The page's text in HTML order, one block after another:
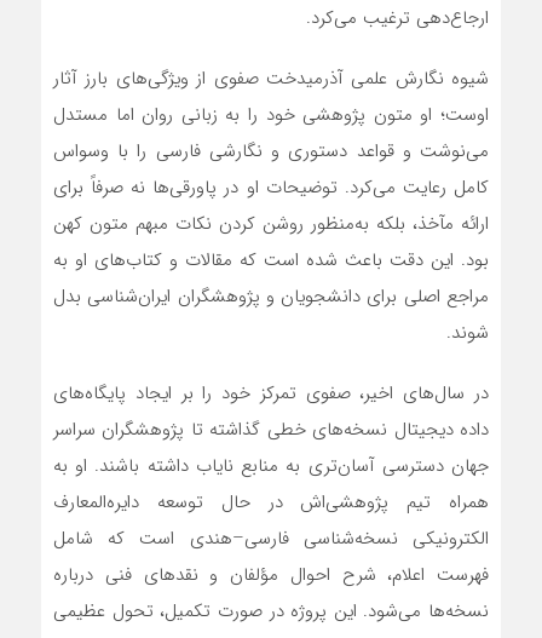
ارجاع‌دهی ترغیب می‌کرد.
شیوه نگارش علمی آذرمیدخت صفوی از ویژگی‌های بارز آثار
اوست؛ او متون پژوهشی خود را به زبانی روان اما مستدل
می‌نوشت و قواعد دستوری و نگارشی فارسی را با وسواس
کامل رعایت می‌کرد. توضیحات او در پاورقی‌ها نه صرفاً برای
ارائه مآخذ، بلکه به‌منظور روشن کردن نکات مبهم متون کهن
بود. این دقت باعث شده است که مقالات و کتاب‌های او به
مراجع اصلی برای دانشجویان و پژوهشگران ایران‌شناسی بدل
شوند.
در سال‌های اخیر، صفوی تمرکز خود را بر ایجاد پایگاه‌های
داده دیجیتال نسخه‌های خطی گذاشته تا پژوهشگران سراسر
جهان دسترسی آسان‌تری به منابع نایاب داشته باشند. او به
همراه تیم پژوهشی‌اش در حال توسعه دایره‌المعارف
الکترونیکی نسخه‌شناسی فارسی–هندی است که شامل
فهرست اعلام، شرح احوال مؤلفان و نقدهای فنی درباره
نسخه‌ها می‌شود. این پروژه در صورت تکمیل، تحول عظیمی